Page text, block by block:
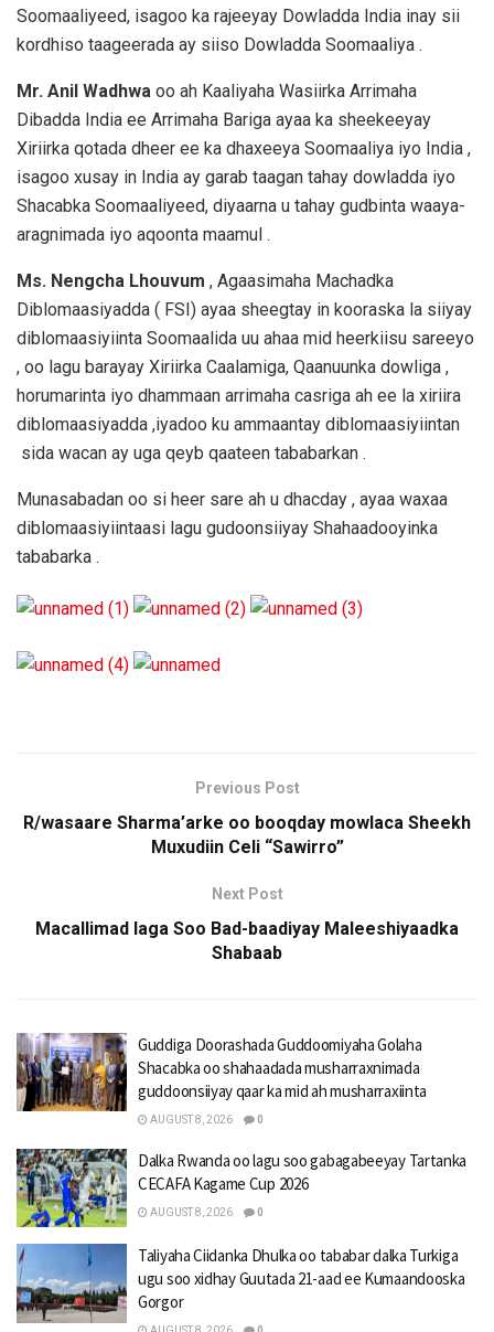
Soomaaliyeed, isagoo ka rajeeyay Dowladda India inay sii
kordhiso taageerada ay siiso Dowladda Soomaaliya .
Mr. Anil Wadhwa oo ah Kaaliyaha Wasiirka Arrimaha
Dibadda India ee Arrimaha Bariga ayaa ka sheekeeyay
Xiriirka qotada dheer ee ka dhaxeeya Soomaaliya iyo India ,
isagoo xusay in India ay garab taagan tahay dowladda iyo
Shacabka Soomaaliyeed, diyaarna u tahay gudbinta waaya-
aragnimada iyo aqoonta maamul .
Ms. Nengcha Lhouvum , Agaasimaha Machadka
Diblomaasiyadda ( FSI) ayaa sheegtay in kooraska la siiyay
diblomaasiyiinta Soomaalida uu ahaa mid heerkiisu sareeyo
, oo lagu barayay Xiriirka Caalamiga, Qaanuunka dowliga ,
horumarinta iyo dhammaan arrimaha casriga ah ee la xiriira
diblomaasiyadda ,iyadoo ku ammaantay diblomaasiyiintan
sida wacan ay uga qeyb qaateen tababarkan .
Munasabadan oo si heer sare ah u dhacday , ayaa waxaa
diblomaasiyiintaasi lagu gudoonsiiyay Shahaadooyinka
tababarka .
Previous Post
R/wasaare Sharma’arke oo booqday mowlaca Sheekh
Muxudiin Celi “Sawirro”
Next Post
Macallimad laga Soo Bad-baadiyay Maleeshiyaadka
Shabaab
Guddiga Doorashada Guddoomiyaha Golaha
Shacabka oo shahaadada musharraxnimada
guddoonsiiyay qaar ka mid ah musharraxiinta
AUGUST 8, 2026 0
Dalka Rwanda oo lagu soo gabagabeeyay Tartanka
CECAFA Kagame Cup 2026
AUGUST 8, 2026 0
Taliyaha Ciidanka Dhulka oo tababar dalka Turkiga
ugu soo xidhay Guutada 21-aad ee Kumaandooska
Gorgor